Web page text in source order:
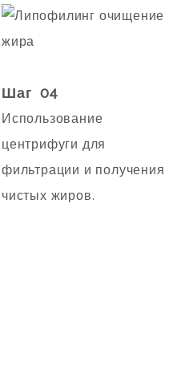
Шаг 04
Использование
центрифуги для
фильтрации и получения
чистых жиров.